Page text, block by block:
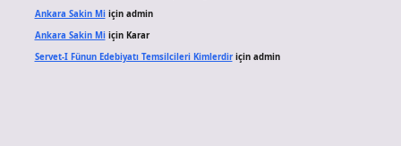
Ankara Sakin Miiçin admin
Ankara Sakin Miiçin Karar
Servet-I Fünun Edebiyatı Temsilcileri Kimlerdiriçin admin